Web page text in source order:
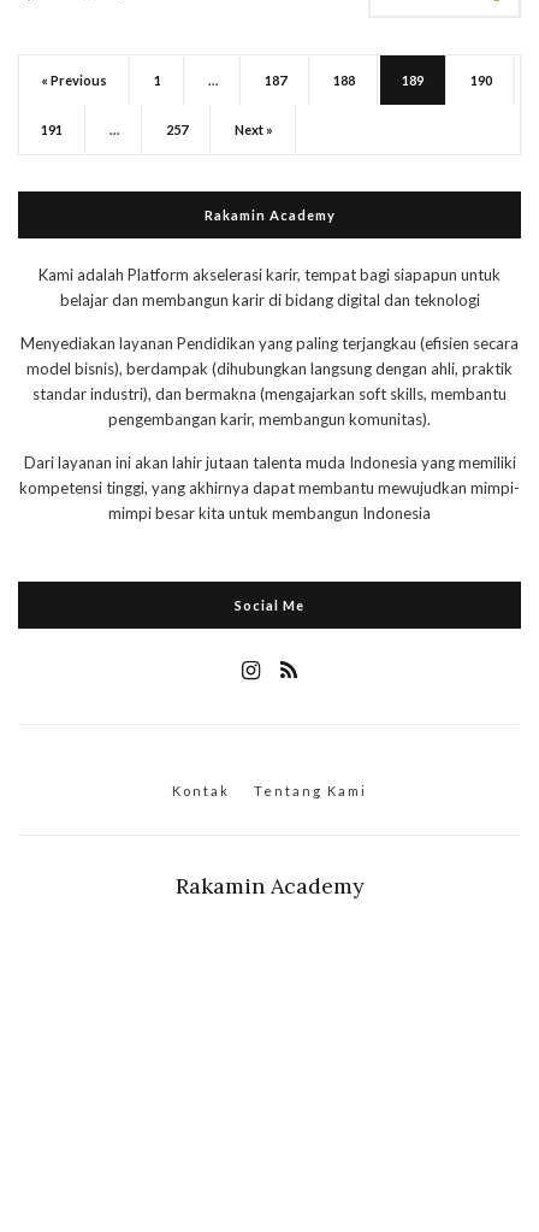
« Previous 1 … 187 188 189 190
191 … 257 Next »
Rakamin Academy
Kami adalah Platform akselerasi karir, tempat bagi siapapun untuk
belajar dan membangun karir di bidang digital dan teknologi
Menyediakan layanan Pendidikan yang paling terjangkau (efisien secara
model bisnis), berdampak (dihubungkan langsung dengan ahli, praktik
standar industri), dan bermakna (mengajarkan soft skills, membantu
pengembangan karir, membangun komunitas).
Dari layanan ini akan lahir jutaan talenta muda Indonesia yang memiliki
kompetensi tinggi, yang akhirnya dapat membantu mewujudkan mimpi-
mimpi besar kita untuk membangun Indonesia
Social Me
Kontak Tentang Kami
Rakamin Academy